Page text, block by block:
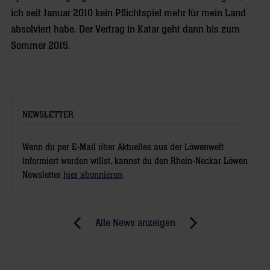
ich seit Januar 2010 kein Pflichtspiel mehr für mein Land
absolviert habe. Der Vertrag in Katar geht dann bis zum
Sommer 2015.
NEWSLETTER
Wenn du per E-Mail über Aktuelles aus der Löwenwelt
informiert werden willst, kannst du den Rhein-Neckar Löwen
Newsletter hier abonnieren.
Alle News anzeigen